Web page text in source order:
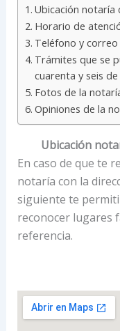
Ubicación notaría
Horario de
Teléfono y
Trámites que se
cuarenta y seis
Fotos de la
Opiniones de la
Ubicación
En caso de que te
notaría con la
siguiente te
reconocer lugares
referencia.